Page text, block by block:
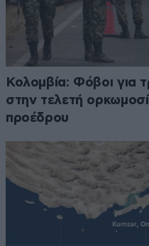
Κολομβία: Φόβοι για
στην τελετή
προέδρου